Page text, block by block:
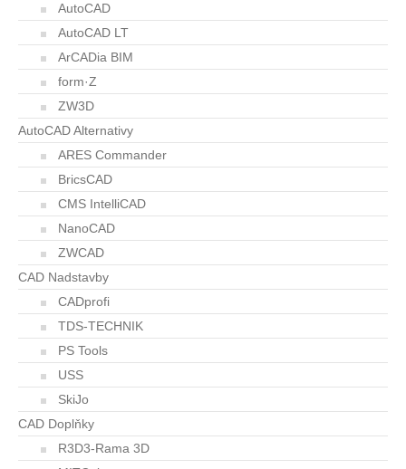
AutoCAD
AutoCAD LT
ArCADia BIM
form·Z
ZW3D
AutoCAD Alternativy
ARES Commander
BricsCAD
CMS IntelliCAD
NanoCAD
ZWCAD
CAD Nadstavby
CADprofi
TDS-TECHNIK
PS Tools
USS
SkiJo
CAD Doplňky
R3D3-Rama 3D